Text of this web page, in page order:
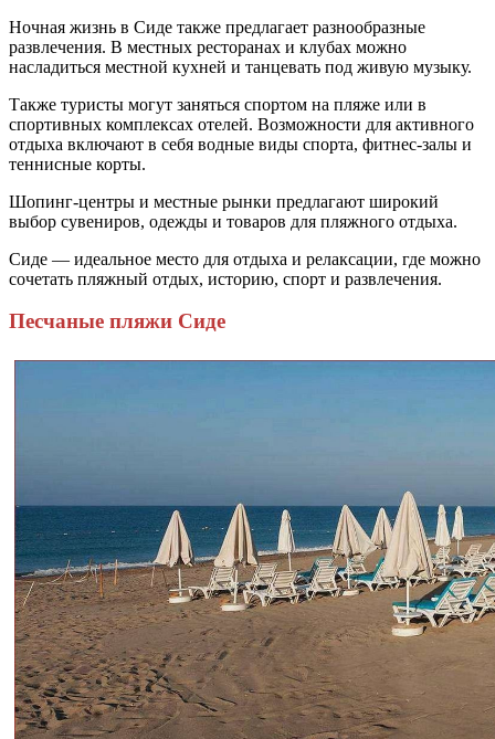
Ночная жизнь в Сиде также предлагает разнообразные
развлечения. В местных ресторанах и клубах можно
насладиться местной кухней и танцевать под живую музыку.
Также туристы могут заняться спортом на пляже или в
спортивных комплексах отелей. Возможности для активного
отдыха включают в себя водные виды спорта, фитнес-залы и
теннисные корты.
Шопинг-центры и местные рынки предлагают широкий
выбор сувениров, одежды и товаров для пляжного отдыха.
Сиде — идеальное место для отдыха и релаксации, где можно
сочетать пляжный отдых, историю, спорт и развлечения.
Песчаные пляжи Сиде